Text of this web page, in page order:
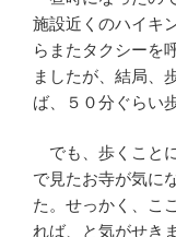
施設近くのハイキ
らまたタクシーを
ましたが、結局、
ば、５０分ぐらい
でも、歩くこと
で見たお寺が気に
た。せっかく、こ
れば、と気がせき